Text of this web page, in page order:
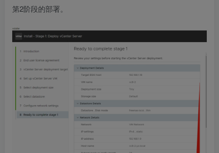
第2阶段的部署。